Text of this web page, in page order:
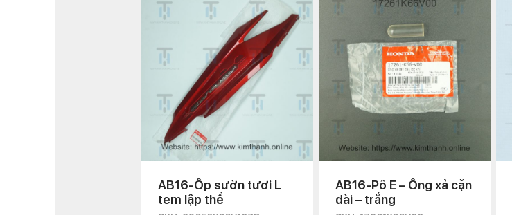
AB16-Ốp sườn tươi L
tem lập thể
AB16-Pô E – Ống xả cặn
dài – trắng